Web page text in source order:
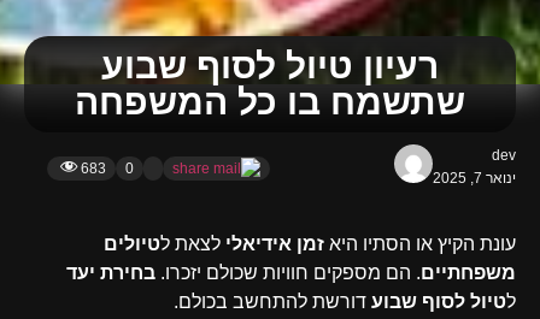
רעיון טיול לסוף שבוע
שתשמח בו כל המשפחה
dev
ינואר 7, 2025
0
683
עונת הקיץ או הסתיו היא זמן אידיאלי לצאת לטיולים
משפחתיים. הם מספקים חוויות שכולם יזכרו. בחירת יעד
לטיול לסוף שבוע דורשת להתחשב בכולם.